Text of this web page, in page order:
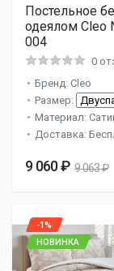
Постельное
одеялом Cleo
004
0
Бренд: Cleo
Размер:
Материал:
Доставка:
9 060 ₽ 9 063 ₽
-1%
НОВИНКА